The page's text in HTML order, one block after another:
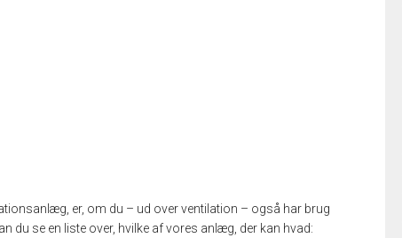
er, om du – ud over ventilation – også har brug
du se en liste over, hvilke af vores anlæg, der kan hvad: